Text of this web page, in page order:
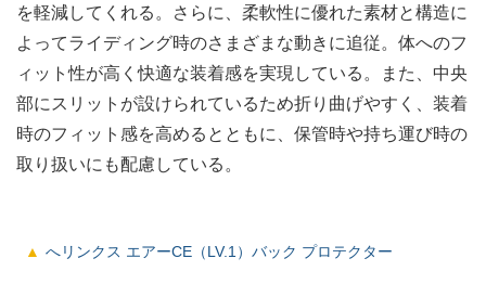
を軽減してくれる。さらに、柔軟性に優れた素材と構造に
よってライディング時のさまざまな動きに追従。体へのフ
ィット性が高く快適な装着感を実現している。また、中央
部にスリットが設けられているため折り曲げやすく、装着
時のフィット感を高めるとともに、保管時や持ち運び時の
取り扱いにも配慮している。
へリンクス エアーCE（LV.1）バック プロテクター